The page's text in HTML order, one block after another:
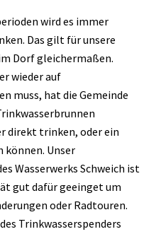
wird es immer
Das gilt für unsere
Dorf gleichermaßen.
wieder auf
muss, hat die Gemeinde
direkt trinken, oder ein
können. Unser
Wasserwerks Schweich ist
gut dafür geeinget um
oder Radtouren.
Trinkwasserspenders